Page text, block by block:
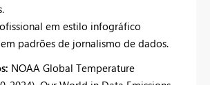
em estilo infográfico
padrões de jornalismo de dados.
NOAA Global Temperature